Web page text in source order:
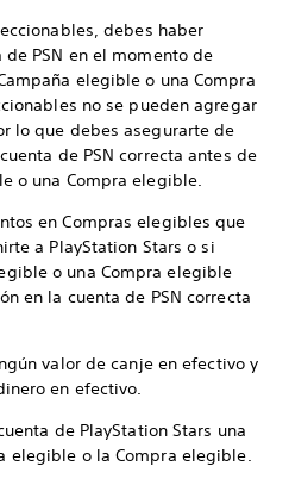
debes haber
PSN en el momento de
elegible o una Compra
no se pueden agregar
lo que debes asegurarte de
de PSN correcta antes de
o una Compra elegible.
en Compras elegibles que
a PlayStation Stars o si
o una Compra elegible
en la cuenta de PSN correcta
valor de canje en efectivo y
en efectivo.
de PlayStation Stars una
elegible o la Compra elegible.